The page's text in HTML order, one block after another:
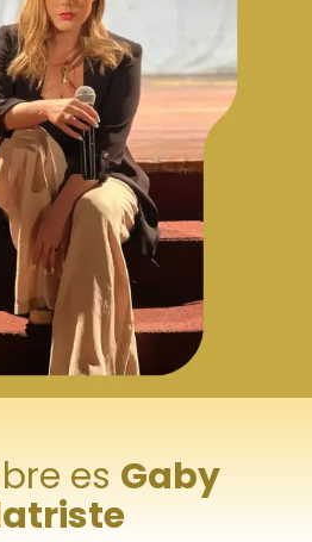
es Gaby